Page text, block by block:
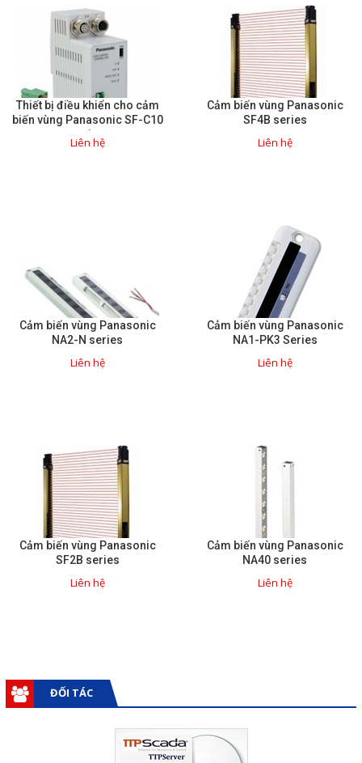
Thiết bị điều khiển cho cảm
biến vùng Panasonic SF-C10
series
Liên hệ
Cảm biến vùng Panasonic
SF4B series
Liên hệ
Cảm biến vùng Panasonic
NA2-N series
Liên hệ
Cảm biến vùng Panasonic
NA1-PK3 Series
Liên hệ
Cảm biến vùng Panasonic
SF2B series
Liên hệ
Cảm biến vùng Panasonic
NA40 series
Liên hệ
ĐỐI TÁC
Lập trình hệ thống Servo
Crack password PLC
Crack password HMI
Lấy Chương Trình HMI
Thông tin hữu ích
TRÊN MẠNG XÃ HỘI
Facebook
Gọi cho chúng tôi
Nhắn tin